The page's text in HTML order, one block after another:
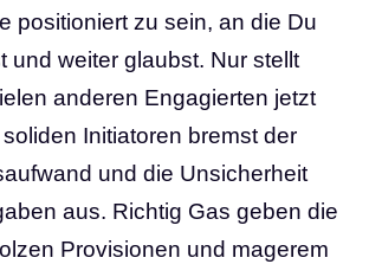
positioniert zu sein, an die Du
und weiter glaubst. Nur stellt
anderen Engagierten jetzt
Initiatoren bremst der
und die Unsicherheit
aus. Richtig Gas geben die
Provisionen und magerem